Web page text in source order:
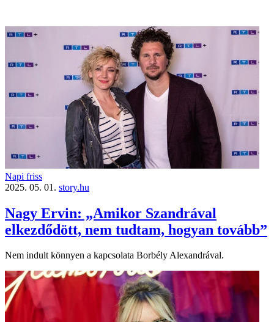
Napi friss
2025. 05. 01. story.hu
Nagy Ervin: „Amikor Szandrával
elkezdődött, nem tudtam, hogyan tovább”
Nem indult könnyen a kapcsolata Borbély Alexandrával.